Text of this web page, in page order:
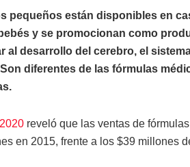
pequeños están disponibles en
y se promocionan como
al desarrollo del cerebro, el
diferentes de las fórmulas
reveló que las ventas de
en 2015, frente a los $39 millones